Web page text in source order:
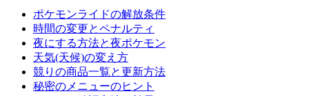
ポケモンライドの解放条件
時間の変更とペナルティ
夜にする方法と夜ポケモン
天気(天候)の変え方
競りの商品一覧と更新方法
秘密のメニューのヒント